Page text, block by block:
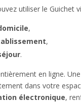
utiliser le Guichet
,
,
.
en ligne.
dans votre
électronique,